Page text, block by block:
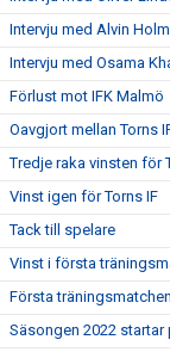
Intervju med Alvin
Intervju med Osama
Förlust mot IFK Malmö
Oavgjort mellan Torns
Tredje raka vinsten för
Vinst igen för Torns IF
Tack till spelare
Vinst i första
Första
Säsongen 2022 startar